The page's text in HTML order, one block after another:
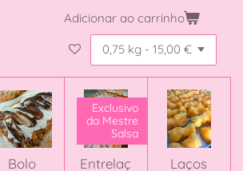
Adicionar ao carrinho
Bolo
Exclusivo
da Mestre
Salsa
Entrelaç
Laços